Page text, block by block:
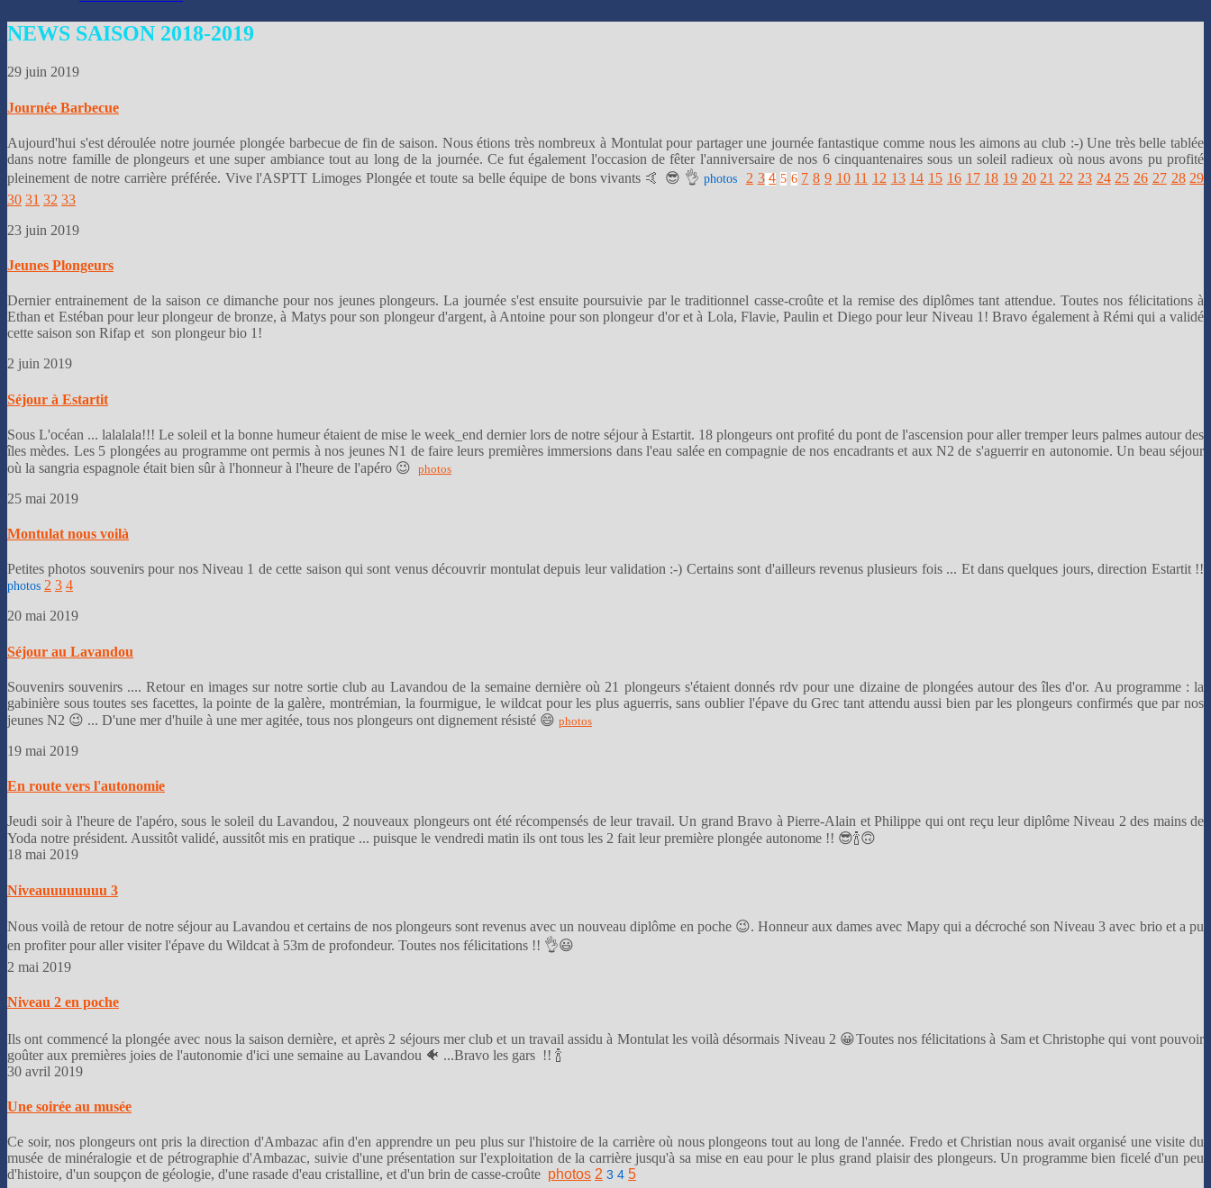
NEWS SAISON 2018-2019
29 juin 2019
Journée Barbecue
Aujourd'hui s'est déroulée notre journée plongée barbecue de fin de saison. Nous étions très nombreux à Montulat pour partager une journée fantastique comme nous les aimons au club :-) Une très belle tablée
dans notre famille de plongeurs et une super ambiance tout au long de la journée. Ce fut également l'occasion de fêter l'anniversaire de nos 6 cinquantenaires sous un soleil radieux où nous avons pu profité
pleinement de notre carrière préférée. Vive l'ASPTT Limoges Plongée et toute sa belle équipe de bons vivants 🤙 😎 👌photos 2 3 4 5 6 7 8 9 10 11 12 13 14 15 16 17 18 19 20 21 22 23 24 25 26 27 28 29
30 31 32 33
23 juin 2019
Jeunes Plongeurs
Dernier entrainement de la saison ce dimanche pour nos jeunes plongeurs. La journée s'est ensuite poursuivie par le traditionnel casse-croûte et la remise des diplômes tant attendue. Toutes nos félicitations à
Ethan et Estéban pour leur plongeur de bronze, à Matys pour son plongeur d'argent, à Antoine pour son plongeur d'or et à Lola, Flavie, Paulin et Diego pour leur Niveau 1! Bravo également à Rémi qui a validé
cette saison son Rifap et son plongeur bio 1!
2 juin 2019
Séjour à Estartit
Sous L'océan ... lalalala!!! Le soleil et la bonne humeur étaient de mise le week_end dernier lors de notre séjour à Estartit. 18 plongeurs ont profité du pont de l'ascension pour aller tremper leurs palmes autour des
îles mèdes. Les 5 plongées au programme ont permis à nos jeunes N1 de faire leurs premières immersions dans l'eau salée en compagnie de nos encadrants et aux N2 de s'aguerrir en autonomie. Un beau séjour
où la sangria espagnole était bien sûr à l'honneur à l'heure de l'apéro 😉 photos
25 mai 2019
Montulat nous voilà
Petites photos souvenirs pour nos Niveau 1 de cette saison qui sont venus découvrir montulat depuis leur validation :-) Certains sont d'ailleurs revenus plusieurs fois ... Et dans quelques jours, direction Estartit !!
photos 2 3 4
20 mai 2019
Séjour au Lavandou
Souvenirs souvenirs .... Retour en images sur notre sortie club au Lavandou de la semaine dernière où 21 plongeurs s'étaient donnés rdv pour une dizaine de plongées autour des îles d'or. Au programme : la
gabinière sous toutes ses facettes, la pointe de la galère, montrémian, la fourmigue, le wildcat pour les plus aguerris, sans oublier l'épave du Grec tant attendu aussi bien par les plongeurs confirmés que par nos
jeunes N2 😉 ... D'une mer d'huile à une mer agitée, tous nos plongeurs ont dignement résisté 😄 photos
19 mai 2019
En route vers l'autonomie
Jeudi soir à l'heure de l'apéro, sous le soleil du Lavandou, 2 nouveaux plongeurs ont été récompensés de leur travail. Un grand Bravo à Pierre-Alain et Philippe qui ont reçu leur diplôme Niveau 2 des mains de
Yoda notre président. Aussitôt validé, aussitôt mis en pratique ... puisque le vendredi matin ils ont tous les 2 fait leur première plongée autonome !! 😎🍾🙃
18 mai 2019
Niveauuuuuuuu 3
Nous voilà de retour de notre séjour au Lavandou et certains de nos plongeurs sont revenus avec un nouveau diplôme en poche 😉. Honneur aux dames avec Mapy qui a décroché son Niveau 3 avec brio et a pu
en profiter pour aller visiter l'épave du Wildcat à 53m de profondeur. Toutes nos félicitations !! 👌😃
2 mai 2019
Niveau 2 en poche
Ils ont commencé la plongée avec nous la saison dernière, et après 2 séjours mer club et un travail assidu à Montulat les voilà désormais Niveau 2 😀Toutes nos félicitations à Sam et Christophe qui vont pouvoir
goûter aux premières joies de l'autonomie d'ici une semaine au Lavandou 🐠 ...Bravo les gars !! 🍾
30 avril 2019
Une soirée au musée
Ce soir, nos plongeurs ont pris la direction d'Ambazac afin d'en apprendre un peu plus sur l'histoire de la carrière où nous plongeons tout au long de l'année. Fredo et Christian nous avait organisé une visite du
musée de minéralogie et de pétrographie d'Ambazac, suivie d'une présentation sur l'exploitation de la carrière jusqu'à sa mise en eau pour le plus grand plaisir des plongeurs. Un programme bien ficelé d'un peu
d'histoire, d'un soupçon de géologie, d'une rasade d'eau cristalline, et d'un brin de casse-croûte photos 2 3 4 5